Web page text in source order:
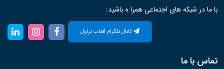
با ما در شبکه های اجتماعی همرا ه باشید:
کانال تلگرام آفتاب تراول
تماس با ما